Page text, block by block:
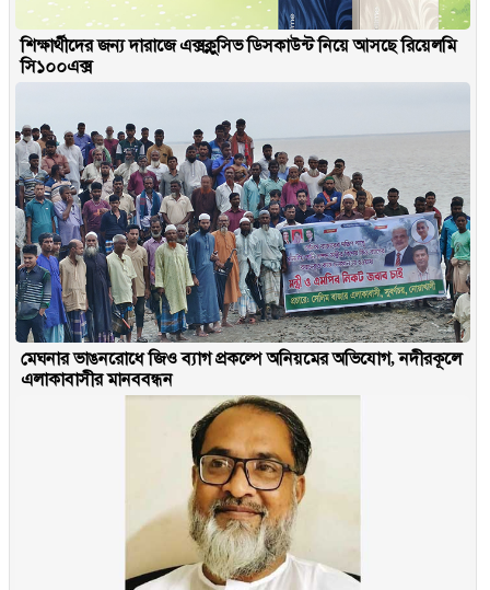
শিক্ষার্থীদের জন্য দারাজে এক্সক্লুসিভ ডিসকাউন্ট নিয়ে আসছে রিয়েলমি
সি১০০এক্স
মেঘনার ভাঙনরোধে জিও ব্যাগ প্রকল্পে অনিয়মের অভিযোগ, নদীরকূলে
এলাকাবাসীর মানববন্ধন